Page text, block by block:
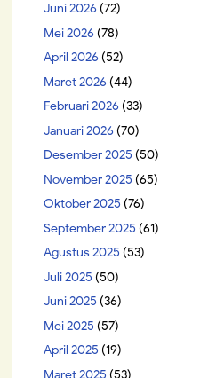
Juni 2026 (72)
Mei 2026 (78)
April 2026 (52)
Maret 2026 (44)
Februari 2026 (33)
Januari 2026 (70)
Desember 2025 (50)
November 2025 (65)
Oktober 2025 (76)
September 2025 (61)
Agustus 2025 (53)
Juli 2025 (50)
Juni 2025 (36)
Mei 2025 (57)
April 2025 (19)
Maret 2025 (53)